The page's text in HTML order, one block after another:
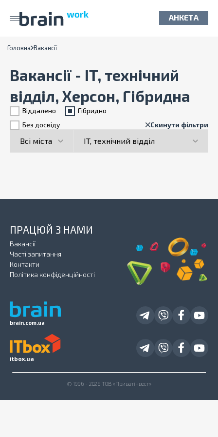
АНКЕТА
Головна Вакансії
Вакансії - IT, технічний
відділ, Херсон, Гібридна
Віддалено
Гiбридно
Без досвіду
Скинути фільтри
brain.com.ua
ПРАЦЮЙ З НАМИ
Вакансії
Часті запитання
Контакти
Політика конфіденційності
itbox.ua
© 1996 - 2026 ТОВ «Приватінвест»